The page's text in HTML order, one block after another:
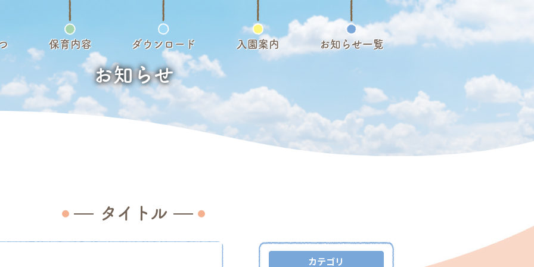
保育内容 ダウンロード 入園案内 お知らせ一覧
お知らせ
タイトル
カテゴリ